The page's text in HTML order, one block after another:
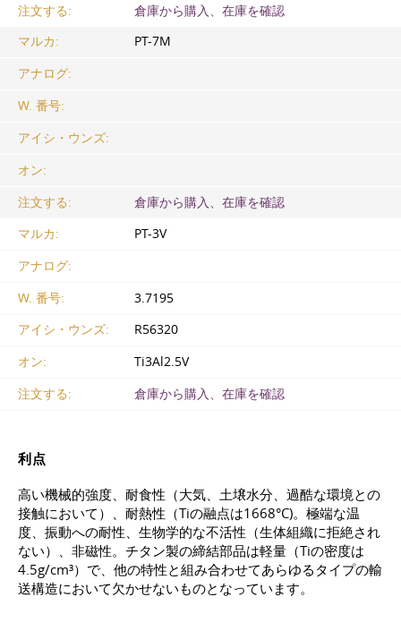
注文する:
倉庫から購入、在庫を確認
マルカ:
PT-7M
アナログ:
W. 番号:
アイシ・ウンズ:
オン:
注文する:
倉庫から購入、在庫を確認
マルカ:
PT-3V
アナログ:
W. 番号:
3.7195
アイシ・ウンズ:
R56320
オン:
Ti3Al2.5V
注文する:
倉庫から購入、在庫を確認
利点
高い機械的強度、耐食性（大気、土壌水分、過酷な環境との
接触において）、耐熱性（Tiの融点は1668°C)。極端な温
度、振動への耐性、生物学的な不活性（生体組織に拒絶され
ない）、非磁性。チタン製の締結部品は軽量（Tiの密度は
4.5g/cm³）で、他の特性と組み合わせてあらゆるタイプの輸
送構造において欠かせないものとなっています。